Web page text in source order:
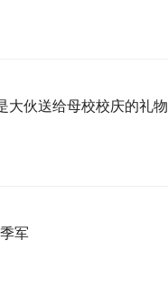
大伙送给母校校庆的礼物
军